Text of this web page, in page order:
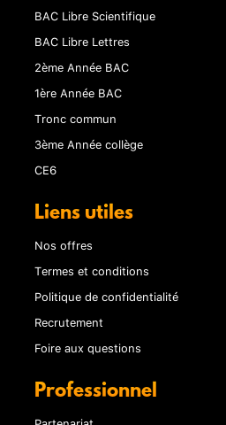
BAC Libre Scientifique
BAC Libre Lettres
2ème Année BAC
1ère Année BAC
Tronc commun
3ème Année collège
CE6
Liens utiles
Nos offres
Termes et conditions
Politique de confidentialité
Recrutement
Foire aux questions
Professionnel